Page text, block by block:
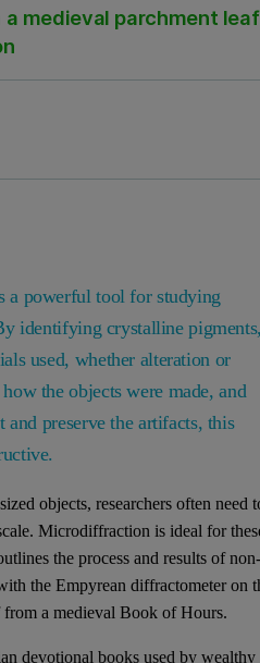
medieval parchment leaf
powerful tool for studying
identifying crystalline
used, whether alteration or
the objects were made, and
preserve the artifacts, this
objects, researchers often need
Microdiffraction is ideal for
the process and results of
the Empyrean diffractometer on
from a medieval Book of Hours.
devotional books used by wealthy